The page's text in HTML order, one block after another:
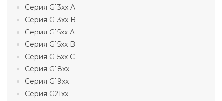
Серия G13xx A
Серия G13xx B
Серия G15xx A
Серия G15xx B
Серия G15xx C
Серия G18xx
Серия G19xx
Серия G21xx